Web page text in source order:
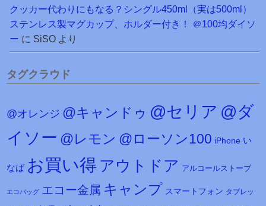
クッカー代わりにもなる？シングル450ml（実は500ml）
ステンレス製マグカップ、ホルダー付き！ ＠100均ダイソ
ー に SiSO より
タグクラウド
@オレンジ @キャンドゥ @セリア @ダ
イソー @レモン @ローソン100 iPhone い
なば お買い得 アウトドア アルコールストーブ
エコバッグ エコー金属 キャンプ スマートフォン タブレッ